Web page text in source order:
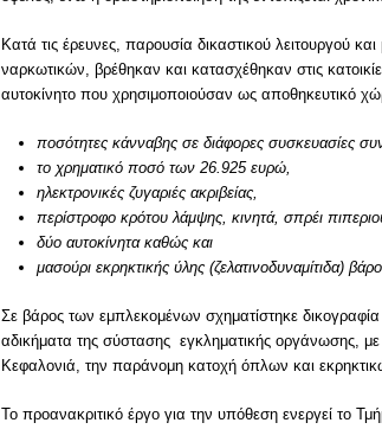
Κατά τις έρευνες, παρουσία δικαστικού λειτουργού
ναρκωτικών, βρέθηκαν και κατασχέθηκαν στις
αυτοκίνητο που χρησιμοποιούσαν ως αποθηκευτικό
ποσότητες κάνναβης σε διάφορες συσκευασίες
το χρηματικό ποσό των 26.925 ευρώ,
ηλεκτρονικές ζυγαριές ακριβείας,
περίστροφο κρότου λάμψης, κινητά, σπρέι
δύο αυτοκίνητα καθώς και
μασούρι εκρηκτικής ύλης (ζελατινοδυναμίτιδα)
Σε βάρος των εμπλεκομένων σχηματίστηκε
αδικήματα της σύστασης εγκληματικής οργάνωσης,
Κεφαλονιά, την παράνομη κατοχή όπλων και
Το προανακριτικό έργο για την υπόθεση ενεργεί το